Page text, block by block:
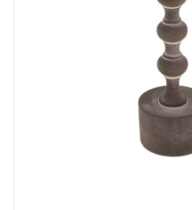
Relatiegeschenken & Bedankjes